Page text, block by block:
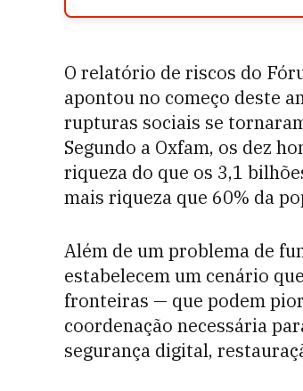
O relatório de riscos do
apontou no começo deste
rupturas sociais se
Segundo a Oxfam, os dez
riqueza do que os 3,1
mais riqueza que 60% da
Além de um problema de
estabelecem um cenário
fronteiras — que podem
coordenação necessária
segurança digital,